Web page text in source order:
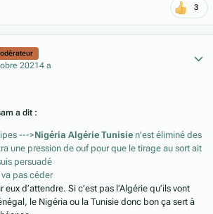
3
20214 a
a dit :
--->Nigéria Algérie Tunisie n'est éliminé des
une pression de ouf pour que le tirage au sort ait
persuadé
pas céder
eux d’attendre. Si c’est pas l’Algérie qu’ils vont
le Nigéria ou la Tunisie donc bon ça sert à